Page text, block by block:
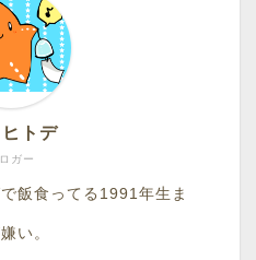
ガー
トデ
飯食ってる1991年生ま
い。